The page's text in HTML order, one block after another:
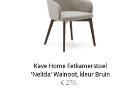
Kave Home Eetkamerstoel
'Nelida' Walnoot, kleur Bruin
€ 279,-